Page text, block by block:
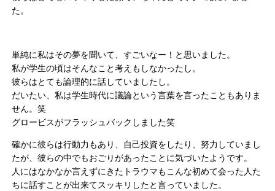
た。
単純に私はその夢を聞いて、すごいなー！と思いました。
私が学生の頃はそんなこと考えもしなかったし。
彼らはとても論理的に話していましたし。
だいたい、私は学生時代に議論という言葉を言ったこともありま
せん。笑
グロービスがフラッシュバックしました笑
確かに彼らは行動力もあり、自己投資をしたり、努力していまし
たが、彼らの中でもおごりがあったことに気づいたようです。
人にはなかなか言えずにきたトラウマもこんな初めて会った人た
ちに話すことが出来てスッキリしたと言っていました。